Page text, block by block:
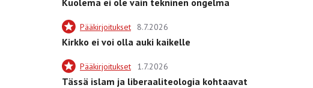
Pääkirjoitukset 8.7.2026
Kirkko ei voi olla auki kaikelle
Pääkirjoitukset 1.7.2026
Tässä islam ja liberaaliteologia kohtaavat